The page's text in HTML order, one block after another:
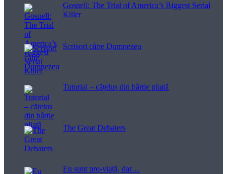
Gosnell: The Trial of America’s Biggest Serial
Killer
Scrisori către Dumnezeu
Tutorial – cățeluș din hârtie pliată
The Great Debaters
Eu sunt pro-viață, dar…